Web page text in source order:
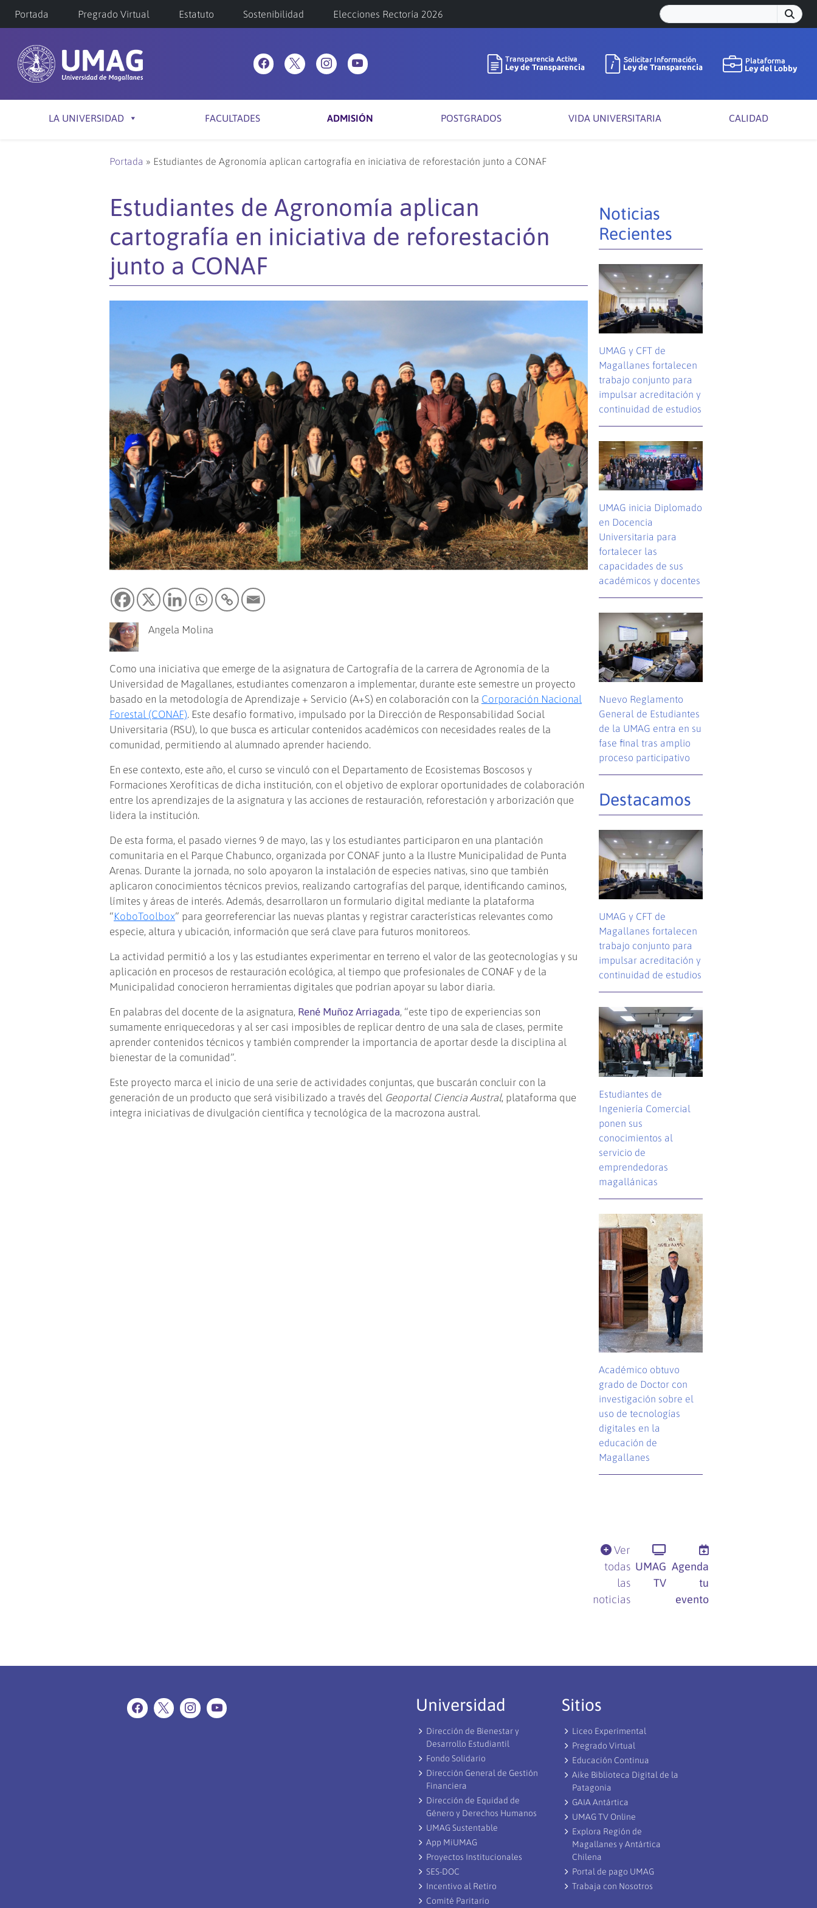
Portada Pregrado Virtual Estatuto Sostenibilidad Elecciones Rectoría 2026
LA UNIVERSIDAD FACULTADES ADMISIÓN POSTGRADOS VIDA UNIVERSITARIA CALIDAD
Portada » Estudiantes de Agronomía aplican cartografía en iniciativa de reforestación junto a CONAF
Estudiantes de Agronomía aplican
cartografía en iniciativa de reforestación
junto a CONAF
Angela Molina
Como una iniciativa que emerge de la asignatura de Cartografía de la carrera de Agronomía de la
Universidad de Magallanes, estudiantes comenzaron a implementar, durante este semestre un proyecto
basado en la metodología de Aprendizaje + Servicio (A+S) en colaboración con la Corporación Nacional
Forestal (CONAF). Este desafío formativo, impulsado por la Dirección de Responsabilidad Social
Universitaria (RSU), lo que busca es articular contenidos académicos con necesidades reales de la
comunidad, permitiendo al alumnado aprender haciendo.
En ese contexto, este año, el curso se vinculó con el Departamento de Ecosistemas Boscosos y
Formaciones Xerofíticas de dicha institución, con el objetivo de explorar oportunidades de colaboración
entre los aprendizajes de la asignatura y las acciones de restauración, reforestación y arborización que
lidera la institución.
De esta forma, el pasado viernes 9 de mayo, las y los estudiantes participaron en una plantación
comunitaria en el Parque Chabunco, organizada por CONAF junto a la Ilustre Municipalidad de Punta
Arenas. Durante la jornada, no solo apoyaron la instalación de especies nativas, sino que también
aplicaron conocimientos técnicos previos, realizando cartografías del parque, identificando caminos,
límites y áreas de interés. Además, desarrollaron un formulario digital mediante la plataforma
“KoboToolbox” para georreferenciar las nuevas plantas y registrar características relevantes como
especie, altura y ubicación, información que será clave para futuros monitoreos.
La actividad permitió a los y las estudiantes experimentar en terreno el valor de las geotecnologías y su
aplicación en procesos de restauración ecológica, al tiempo que profesionales de CONAF y de la
Municipalidad conocieron herramientas digitales que podrían apoyar su labor diaria.
En palabras del docente de la asignatura, René Muñoz Arriagada, “este tipo de experiencias son
sumamente enriquecedoras y al ser casi imposibles de replicar dentro de una sala de clases, permite
aprender contenidos técnicos y también comprender la importancia de aportar desde la disciplina al
bienestar de la comunidad”.
Este proyecto marca el inicio de una serie de actividades conjuntas, que buscarán concluir con la
generación de un producto que será visibilizado a través del Geoportal Ciencia Austral, plataforma que
integra iniciativas de divulgación científica y tecnológica de la macrozona austral.
Noticias
Recientes
UMAG y CFT de
Magallanes fortalecen
trabajo conjunto para
impulsar acreditación y
continuidad de estudios
UMAG inicia Diplomado
en Docencia
Universitaria para
fortalecer las
capacidades de sus
académicos y docentes
Nuevo Reglamento
General de Estudiantes
de la UMAG entra en su
fase final tras amplio
proceso participativo
Destacamos
UMAG y CFT de
Magallanes fortalecen
trabajo conjunto para
impulsar acreditación y
continuidad de estudios
Estudiantes de
Ingeniería Comercial
ponen sus
conocimientos al
servicio de
emprendedoras
magallánicas
Académico obtuvo
grado de Doctor con
investigación sobre el
uso de tecnologías
digitales en la
educación de
Magallanes
Ver
todas
las
noticias
UMAG
TV
Agenda
tu
evento
Universidad
Dirección de Bienestar y
Desarrollo Estudiantil
Fondo Solidario
Dirección General de Gestión
Financiera
Dirección de Equidad de
Género y Derechos Humanos
UMAG Sustentable
App MiUMAG
Proyectos Institucionales
SES-DOC
Incentivo al Retiro
Comité Paritario
Sitios
Liceo Experimental
Pregrado Virtual
Educación Continua
Aike Biblioteca Digital de la
Patagonia
GAIA Antártica
UMAG TV Online
Explora Región de
Magallanes y Antártica
Chilena
Portal de pago UMAG
Trabaja con Nosotros